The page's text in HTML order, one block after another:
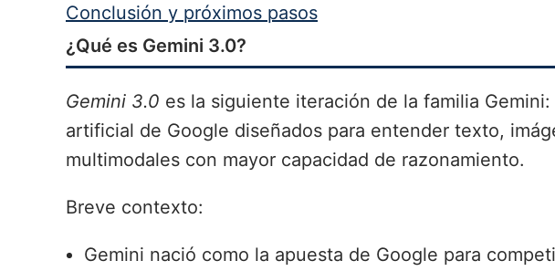
Conclusión y próximos pasos
¿Qué es Gemini 3.0?
Gemini 3.0 es la siguiente iteración de la familia
artificial de Google diseñados para entender texto,
multimodales con mayor capacidad de razonamiento.
Breve contexto:
Gemini nació como la apuesta de Google para